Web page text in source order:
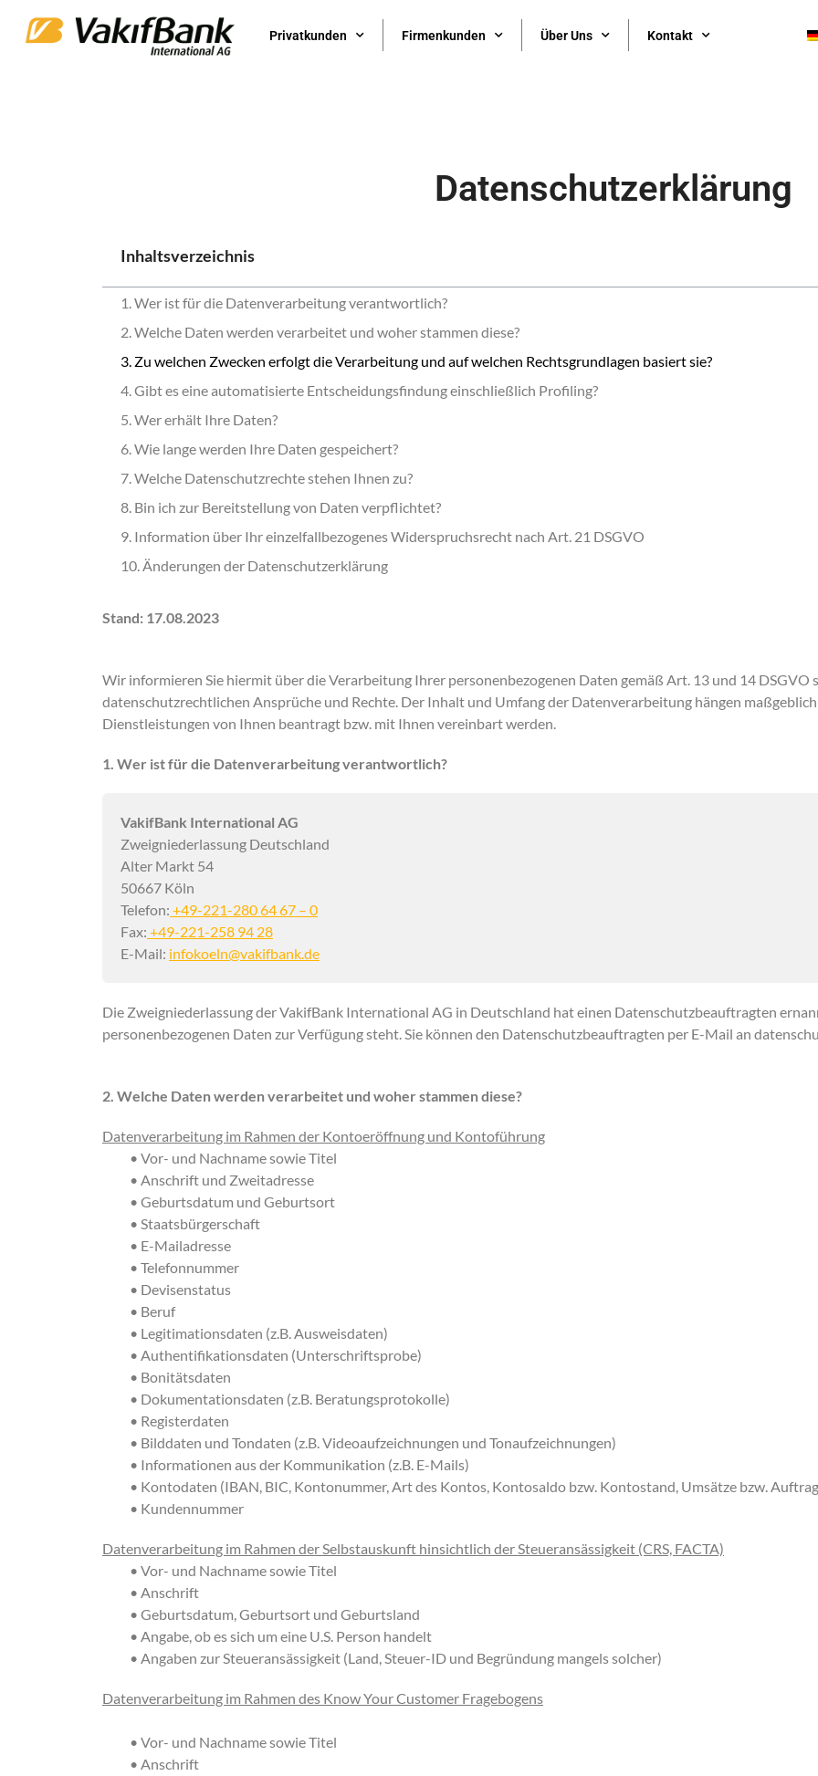
Privatkunden Firmenkunden Über Uns Kontakt
Datenschutzerklärung
Inhaltsverzeichnis
1. Wer ist für die Datenverarbeitung verantwortlich?
2. Welche Daten werden verarbeitet und woher stammen diese?
3. Zu welchen Zwecken erfolgt die Verarbeitung und auf welchen Rechtsgrundlagen basiert sie?
4. Gibt es eine automatisierte Entscheidungsfindung einschließlich Profiling?
5. Wer erhält Ihre Daten?
6. Wie lange werden Ihre Daten gespeichert?
7. Welche Datenschutzrechte stehen Ihnen zu?
8. Bin ich zur Bereitstellung von Daten verpflichtet?
9. Information über Ihr einzelfallbezogenes Widerspruchsrecht nach Art. 21 DSGVO
10. Änderungen der Datenschutzerklärung
Stand: 17.08.2023
Wir informieren Sie hiermit über die Verarbeitung Ihrer personenbezogenen Daten gemäß Art. 13 und 14 DSGVO
datenschutzrechtlichen Ansprüche und Rechte. Der Inhalt und Umfang der Datenverarbeitung hängen
Dienstleistungen von Ihnen beantragt bzw. mit Ihnen vereinbart werden.
1. Wer ist für die Datenverarbeitung verantwortlich?
VakifBank International AG
Zweigniederlassung Deutschland
Alter Markt 54
50667 Köln
Telefon: +49-221-280 64 67 – 0
Fax: +49-221-258 94 28
E-Mail: infokoeln@vakifbank.de
Die Zweigniederlassung der VakifBank International AG in Deutschland hat einen Datenschutzbeauftragten
personenbezogenen Daten zur Verfügung steht. Sie können den Datenschutzbeauftragten per E-Mail an
2. Welche Daten werden verarbeitet und woher stammen diese?
Datenverarbeitung im Rahmen der Kontoeröffnung und Kontoführung
• Vor- und Nachname sowie Titel
• Anschrift und Zweitadresse
• Geburtsdatum und Geburtsort
• Staatsbürgerschaft
• E-Mailadresse
• Telefonnummer
• Devisenstatus
• Beruf
• Legitimationsdaten (z.B. Ausweisdaten)
• Authentifikationsdaten (Unterschriftsprobe)
• Bonitätsdaten
• Dokumentationsdaten (z.B. Beratungsprotokolle)
• Registerdaten
• Bilddaten und Tondaten (z.B. Videoaufzeichnungen und Tonaufzeichnungen)
• Informationen aus der Kommunikation (z.B. E-Mails)
• Kontodaten (IBAN, BIC, Kontonummer, Art des Kontos, Kontosaldo bzw. Kontostand, Umsätze bzw.
• Kundennummer
Datenverarbeitung im Rahmen der Selbstauskunft hinsichtlich der Steueransässigkeit (CRS, FACTA)
• Vor- und Nachname sowie Titel
• Anschrift
• Geburtsdatum, Geburtsort und Geburtsland
• Angabe, ob es sich um eine U.S. Person handelt
• Angaben zur Steueransässigkeit (Land, Steuer-ID und Begründung mangels solcher)
Datenverarbeitung im Rahmen des Know Your Customer Fragebogens
• Vor- und Nachname sowie Titel
• Anschrift